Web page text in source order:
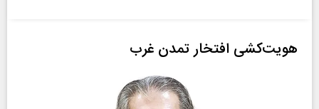
هویت‌کشی افتخار تمدن غرب